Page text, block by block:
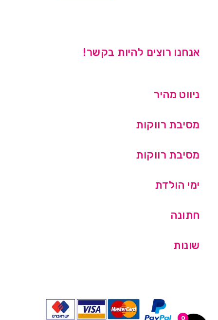
אנחנו רוצים להיות בקשר!
ניווט מהיר
מסיבת רווקות
מסיבת רווקות
ימי הולדת
חתונה
שונות
0